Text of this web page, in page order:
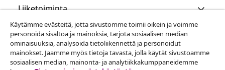
Liiketoiminta
vidaXL
Löydä lisää
Käytämme evästeitä, jotta sivustomme toimii oikein ja voimme
personoida sisältöä ja mainoksia, tarjota sosiaalisen median
ominaisuuksia, analysoida tietoliikennettä ja personoidut
mainokset. Jaamme myös tietoja tavasta, jolla käytät sivustoamme
sosiaalisen median, mainonta- ja analytiikkakumppaneidemme